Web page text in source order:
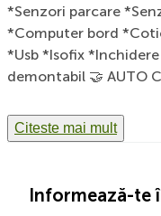
*Senzori parcare
*Computer bord
*Usb *Isofix
demontabil 🤝 AUTO
Oferim posibilitatea
plata pe loc, card sau
dorit. Posibilitate de
de rambursare
Citeste mai mult
Informează-te